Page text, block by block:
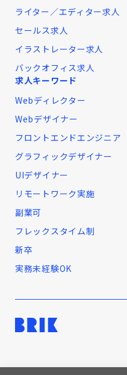
ライター／エディター求人
セールス求人
イラストレーター求人
バックオフィス求人
求人キーワード
Webディレクター
Webデザイナー
フロントエンドエンジニア
グラフィックデザイナー
UIデザイナー
リモートワーク実施
副業可
フレックスタイム制
新卒
実務未経験OK